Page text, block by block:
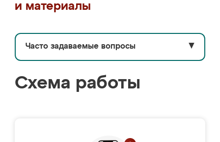
и материалы
Часто задаваемые вопросы ▼
Схема работы